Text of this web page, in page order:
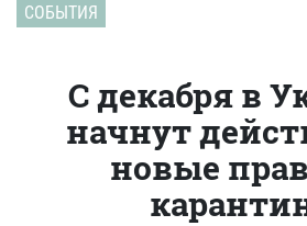
СОБЫТИЯ
С декабря в
начнут
новые